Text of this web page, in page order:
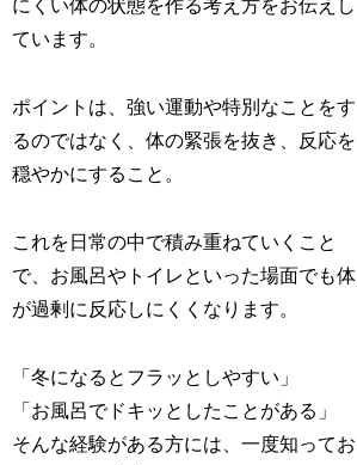
にくい体の状態を作る考え方をお伝えし
ています。
ポイントは、強い運動や特別なことをす
るのではなく、体の緊張を抜き、反応を
穏やかにすること。
これを日常の中で積み重ねていくこと
で、お風呂やトイレといった場面でも体
が過剰に反応しにくくなります。
「冬になるとフラッとしやすい」
「お風呂でドキッとしたことがある」
そんな経験がある方には、一度知ってお